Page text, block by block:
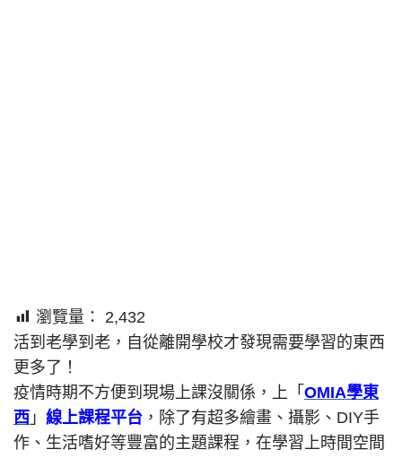
瀏覽量：
2,432
活到老學到老，自從離開學校才發現需要學習的東西
更多了！
疫情時期不方便到現場上課沒關係，上「 OMIA學東
西 」 線上課程平台 ，除了有超多繪畫、攝影、DIY手
作、生活嗜好等豐富的主題課程，在學習上時間空間